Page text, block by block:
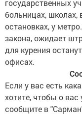
государственных
больницах, школах,
остановках, у
закона, ожидает
для курения
офисах.
Если у вас есть
хотите, чтобы о
сообщите в